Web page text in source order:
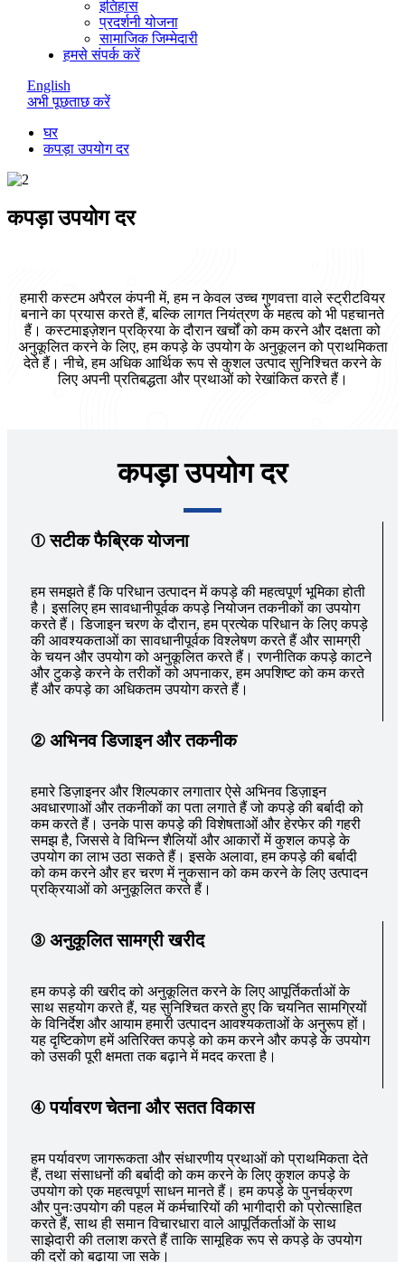
इतिहास
प्रदर्शनी योजना
सामाजिक जिम्मेदारी
हमसे संपर्क करें
English
अभी पूछताछ करें
घर
कपड़ा उपयोग दर
कपड़ा उपयोग दर
हमारी कस्टम अपैरल कंपनी में, हम न केवल उच्च गुणवत्ता वाले स्ट्रीटवियर
बनाने का प्रयास करते हैं, बल्कि लागत नियंत्रण के महत्व को भी पहचानते
हैं। कस्टमाइज़ेशन प्रक्रिया के दौरान खर्चों को कम करने और दक्षता को
अनुकूलित करने के लिए, हम कपड़े के उपयोग के अनुकूलन को प्राथमिकता
देते हैं। नीचे, हम अधिक आर्थिक रूप से कुशल उत्पाद सुनिश्चित करने के
लिए अपनी प्रतिबद्धता और प्रथाओं को रेखांकित करते हैं।
कपड़ा उपयोग दर
① सटीक फैब्रिक योजना
हम समझते हैं कि परिधान उत्पादन में कपड़े की महत्वपूर्ण भूमिका होती
है। इसलिए हम सावधानीपूर्वक कपड़े नियोजन तकनीकों का उपयोग
करते हैं। डिजाइन चरण के दौरान, हम प्रत्येक परिधान के लिए कपड़े
की आवश्यकताओं का सावधानीपूर्वक विश्लेषण करते हैं और सामग्री
के चयन और उपयोग को अनुकूलित करते हैं। रणनीतिक कपड़े काटने
और टुकड़े करने के तरीकों को अपनाकर, हम अपशिष्ट को कम करते
हैं और कपड़े का अधिकतम उपयोग करते हैं।
② अभिनव डिजाइन और तकनीक
हमारे डिज़ाइनर और शिल्पकार लगातार ऐसे अभिनव डिज़ाइन
अवधारणाओं और तकनीकों का पता लगाते हैं जो कपड़े की बर्बादी को
कम करते हैं। उनके पास कपड़े की विशेषताओं और हेरफेर की गहरी
समझ है, जिससे वे विभिन्न शैलियों और आकारों में कुशल कपड़े के
उपयोग का लाभ उठा सकते हैं। इसके अलावा, हम कपड़े की बर्बादी
को कम करने और हर चरण में नुकसान को कम करने के लिए उत्पादन
प्रक्रियाओं को अनुकूलित करते हैं।
③ अनुकूलित सामग्री खरीद
हम कपड़े की खरीद को अनुकूलित करने के लिए आपूर्तिकर्ताओं के
साथ सहयोग करते हैं, यह सुनिश्चित करते हुए कि चयनित सामग्रियों
के विनिर्देश और आयाम हमारी उत्पादन आवश्यकताओं के अनुरूप हों।
यह दृष्टिकोण हमें अतिरिक्त कपड़े को कम करने और कपड़े के उपयोग
को उसकी पूरी क्षमता तक बढ़ाने में मदद करता है।
④ पर्यावरण चेतना और सतत विकास
हम पर्यावरण जागरूकता और संधारणीय प्रथाओं को प्राथमिकता देते
हैं, तथा संसाधनों की बर्बादी को कम करने के लिए कुशल कपड़े के
उपयोग को एक महत्वपूर्ण साधन मानते हैं। हम कपड़े के पुनर्चक्रण
और पुनःउपयोग की पहल में कर्मचारियों की भागीदारी को प्रोत्साहित
करते हैं, साथ ही समान विचारधारा वाले आपूर्तिकर्ताओं के साथ
साझेदारी की तलाश करते हैं ताकि सामूहिक रूप से कपड़े के उपयोग
की दरों को बढ़ाया जा सके।